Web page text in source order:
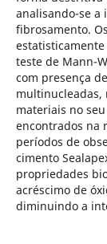
analisando-se a
fibrosamento.
teste de Mann-
com presença
multinucleadas,
materiais no
encontrados na
períodos de
cimento
propriedades
acréscimo de
diminuindo a